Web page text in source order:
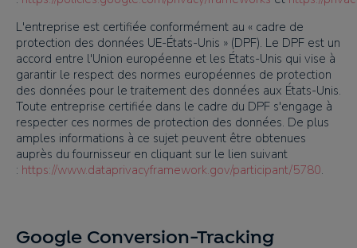
L'entreprise est certifiée conformément au « cadre de
protection des données UE-États-Unis » (DPF). Le DPF est un
accord entre l'Union européenne et les États-Unis qui vise à
garantir le respect des normes européennes de protection
des données pour le traitement des données aux États-Unis.
Toute entreprise certifiée dans le cadre du DPF s'engage à
respecter ces normes de protection des données. De plus
amples informations à ce sujet peuvent être obtenues
auprès du fournisseur en cliquant sur le lien suivant
: https://www.dataprivacyframework.gov/participant/5780.
Google Conversion-Tracking